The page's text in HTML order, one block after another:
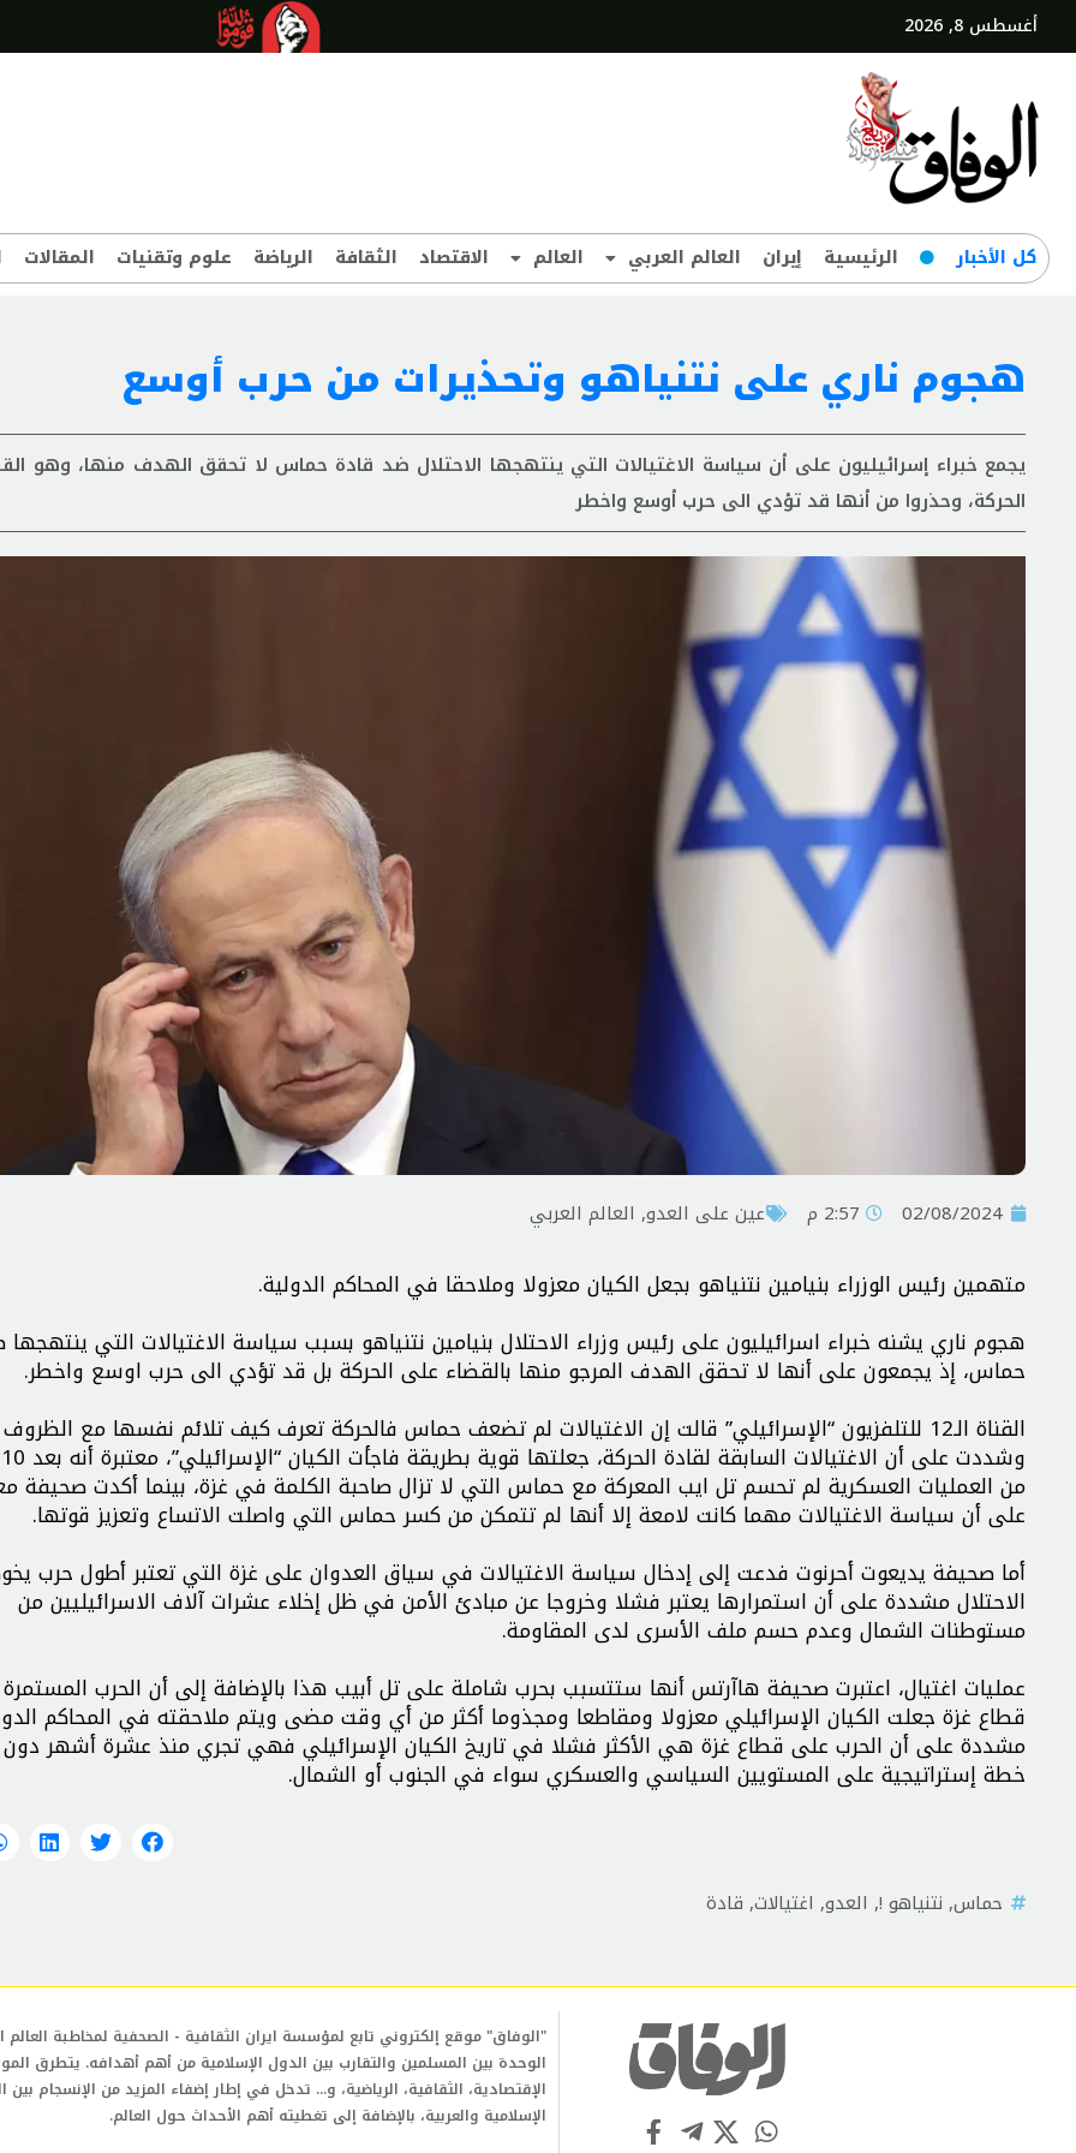
أغسطس 8, 2026
کل‌ الأخبار الرئيسية إيران العالم العربي العالم الاقتصاد الثقافة الرياضة علوم وتقنيات المقالات
هجوم ناري على نتنياهو وتحذيرات من حرب أوسع
يجمع خبراء إسرائيليون على أن سياسة الاغتيالات التي ينتهجها الاحتلال ضد قادة حماس لا تحقق الهدف منها، وهو
الحركة، وحذروا من أنها قد تؤدي الى حرب أوسع واخطر
02/08/2024 2:57 م عين على العدو, العالم العربي
متهمين رئيس الوزراء بنيامين نتنياهو بجعل الكيان معزولا وملاحقا في المحاكم الدولية.
هجوم ناري يشنه خبراء اسرائيليون على رئيس وزراء الاحتلال بنيامين نتنياهو بسبب سياسة الاغتيالات التي
حماس، إذ يجمعون على أنها لا تحقق الهدف المرجو منها بالقضاء على الحركة بل قد تؤدي الى حرب اوسع واخطر.
القناة الـ12 للتلفزيون “الإسرائيلي” قالت إن الاغتيالات لم تضعف حماس فالحركة تعرف كيف تلائم نفسها مع
من العمليات العسكرية لم تحسم تل ايب المعركة مع حماس التي لا تزال صاحبة الكلمة في غزة، بينما أكدت صحيفة
على أن سياسة الاغتيالات مهما كانت لامعة إلا أنها لم تتمكن من كسر حماس التي واصلت الاتساع وتعزيز قوتها.
أما صحيفة يديعوت أحرنوت فدعت إلى إدخال سياسة الاغتيالات في سياق العدوان على غزة التي تعتبر أطول حرب
الاحتلال مشددة على أن استمرارها يعتبر فشلا وخروجا عن مبادئ الأمن في ظل إخلاء عشرات آلاف الاسرائيليين من
مستوطنات الشمال وعدم حسم ملف الأسرى لدى المقاومة.
عمليات اغتيال، اعتبرت صحيفة هاآرتس أنها ستتسبب بحرب شاملة على تل أبيب هذا بالإضافة إلى أن الحرب
قطاع غزة جعلت الكيان الإسرائيلي معزولا ومقاطعا ومجذوما أكثر من أي وقت مضى ويتم ملاحقته في المحاكم
مشددة على أن الحرب على قطاع غزة هي الأكثر فشلا في تاريخ الكيان الإسرائيلي فهي تجري منذ عشرة أشهر
خطة إستراتيجية على المستويين السياسي والعسكري سواء في الجنوب أو الشمال.
حماس, نتنياهو !, العدو, اغتيالات, قادة
"الوفاق" موقع إلكتروني تابع لمؤسسة ايران الثقافية - الصحفية لمخاطبة العالم
الوحدة بين المسلمين والتقارب بين الدول الإسلامية من أهم أهدافه. يتطرق
الإقتصادية، الثقافية، الرياضية، و... تدخل في إطار إضفاء المزيد من الإنسجام بين
الإسلامية والعربية، بالإضافة إلى تغطيته أهم الأحداث حول العالم.